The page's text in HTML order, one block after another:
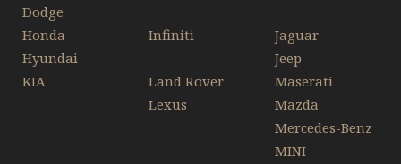
Dodge
Honda
Hyundai
Infiniti
Jaguar
Jeep
KIA
Land Rover
Lexus
Maserati
Mazda
Mercedes-Benz
MINI